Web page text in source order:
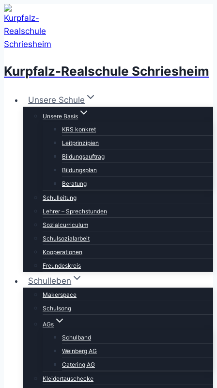
Zum
Inhalt
springen
Kurpfalz-Realschule Schriesheim
Unsere Schule
Unsere Basis
KRS konkret
Leitprinzipien
Bildungsauftrag
Bildungsplan
Beratung
Schulleitung
Lehrer – Sprechstunden
Sozialcurriculum
Schulsozialarbeit
Kooperationen
Freundeskreis
Schulleben
Makerspace
Schulsong
AGs
Schulband
Weinberg AG
Catering AG
Kleidertauschecke